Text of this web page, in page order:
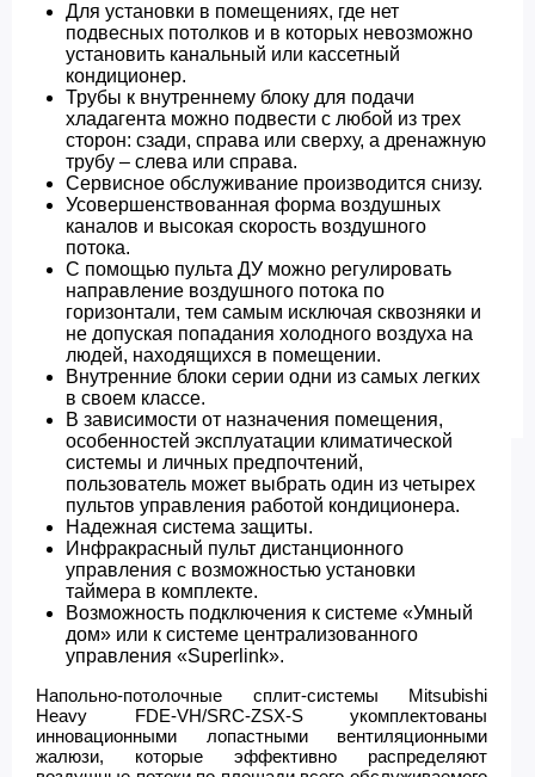
Для установки в помещениях, где нет
подвесных потолков и в которых невозможно
установить канальный или кассетный
кондиционер.
Трубы к внутреннему блоку для подачи
хладагента можно подвести с любой из трех
сторон: сзади, справа или сверху, а дренажную
трубу – слева или справа.
Сервисное обслуживание производится снизу.
Усовершенствованная форма воздушных
каналов и высокая скорость воздушного
потока.
С помощью пульта ДУ можно регулировать
направление воздушного потока по
горизонтали, тем самым исключая сквозняки и
не допуская попадания холодного воздуха на
людей, находящихся в помещении.
Внутренние блоки серии одни из самых легких
в своем классе.
В зависимости от назначения помещения,
особенностей эксплуатации климатической
системы и личных предпочтений,
пользователь может выбрать один из четырех
пультов управления работой кондиционера.
Надежная система защиты.
Инфракрасный пульт дистанционного
управления с возможностью установки
таймера в комплекте.
Возможность подключения к системе «Умный
дом» или к системе централизованного
управления «Superlink».
Напольно-потолочные сплит-системы Mitsubishi
Heavy FDE-VH/SRC-ZSX-S укомплектованы
инновационными лопастными вентиляционными
жалюзи, которые эффективно распределяют